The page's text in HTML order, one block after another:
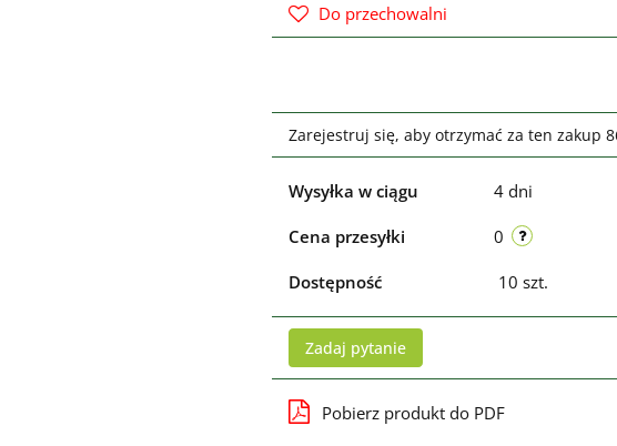
Do przechowalni
Zarejestruj się, aby otrzymać za ten zakup
Wysyłka w ciągu 4 dni
Cena przesyłki 0
Dostępność 10 szt.
Zadaj pytanie
Pobierz produkt do PDF